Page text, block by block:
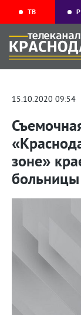
ТВ
15.10.2020 09:54
зоне»
больницы